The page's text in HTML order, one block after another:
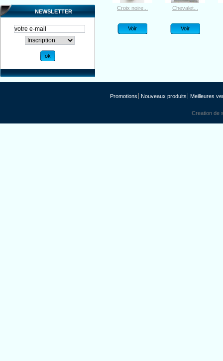
NEWSLETTER
Croix noire...
Voir
Chevalet...
Voir
Promotions Nouveaux produits Meilleures
Creation de